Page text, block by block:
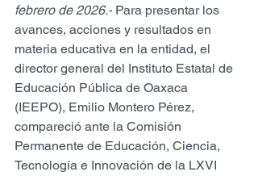
febrero de 2026.- Para presentar los
avances, acciones y resultados en
materia educativa en la entidad, el
director general del Instituto Estatal de
Educación Pública de Oaxaca
(IEEPO), Emilio Montero Pérez,
compareció ante la Comisión
Permanente de Educación, Ciencia,
Tecnología e Innovación de la LXVI